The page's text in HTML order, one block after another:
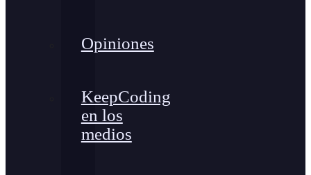
Opiniones
KeepCoding
en los
medios